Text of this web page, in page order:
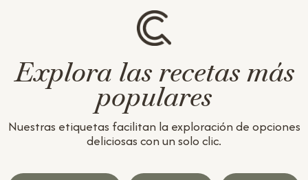
Explora las recetas más
populares
Nuestras etiquetas facilitan la exploración de opciones
deliciosas con un solo clic.